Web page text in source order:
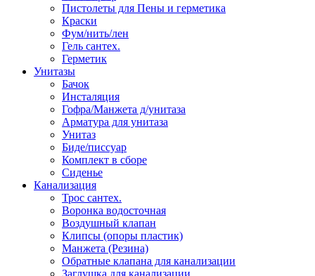
Пистолеты для Пены и герметика
Краски
Фум/нить/лен
Гель сантех.
Герметик
Унитазы
Бачок
Инсталяция
Гофра/Манжета д/унитаза
Арматура для унитаза
Унитаз
Биде/писсуар
Комплект в сборе
Сиденье
Канализация
Трос сантех.
Воронка водосточная
Воздушный клапан
Клипсы (опоры пластик)
Манжета (Резина)
Обратные клапана для канализации